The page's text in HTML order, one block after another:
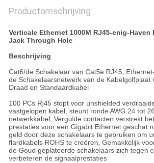
Productomschrijving
Verticale Ethernet 1000M RJ45-enig-
Jack Through Hole
Beschrijving
Cat6/de Schakelaar van Cat5e RJ45,
de Schakelaarsnetwerk van de Kabelgolfplaat
Draad en Standaardkabel
100 PCs Rj45 stopt voor unshielded
vastgelopen kabel, steunt ronde AWG 24 tot
netwerkkabel, Vergulde contacten verstrekt
prestaties voor een Gigabit Ethernet geschat
geld door deze schakelaars te gebruiken om
flardkabels ROHS te creëren, Gemakkelijk
de Goud geplateerde schakelaars zich tegen
verbeteren de signaalprestaties